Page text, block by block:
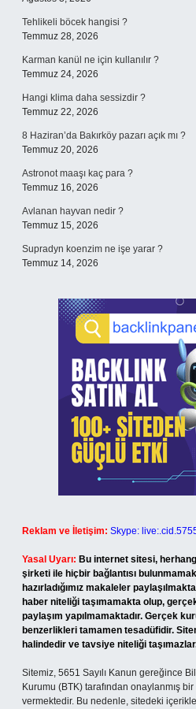
Tehlikeli böcek hangisi ?
Temmuz 28, 2026
Karman kanül ne için kullanılır ?
Temmuz 24, 2026
Hangi klima daha sessizdir ?
Temmuz 22, 2026
8 Haziran’da Bakırköy pazarı açık mı ?
Temmuz 20, 2026
Astronot maaşı kaç para ?
Temmuz 16, 2026
Avlanan hayvan nedir ?
Temmuz 15, 2026
Supradyn koenzim ne işe yarar ?
Temmuz 14, 2026
Reklam ve İletişim: Skype:
Yasal Uyarı: Bu internet sitesi,
şirketi ile hiçbir bağlantısı
hazırladığımız makaleler
haber niteliği taşımamakta olup,
paylaşım yapılmamaktadır. Gerçek
benzerlikleri tamamen tesadüfidir.
halindedir ve tavsiye niteliği
Sitemiz, 5651 Sayılı Kanun gereğince
Kurumu (BTK) tarafından onaylanmış
vermektedir. Bu nedenle, sitedeki